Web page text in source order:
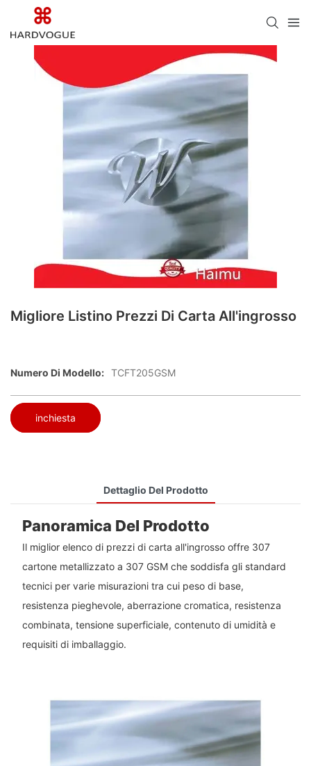
Migliore Listino Prezzi Di Carta All'ingrosso
Numero Di Modello: TCFT205GSM
inchiesta
Dettaglio Del Prodotto
Panoramica Del Prodotto
Il miglior elenco di prezzi di carta all'ingrosso offre 307
cartone metallizzato a 307 GSM che soddisfa gli standard
tecnici per varie misurazioni tra cui peso di base,
resistenza pieghevole, aberrazione cromatica, resistenza
combinata, tensione superficiale, contenuto di umidità e
requisiti di imballaggio.